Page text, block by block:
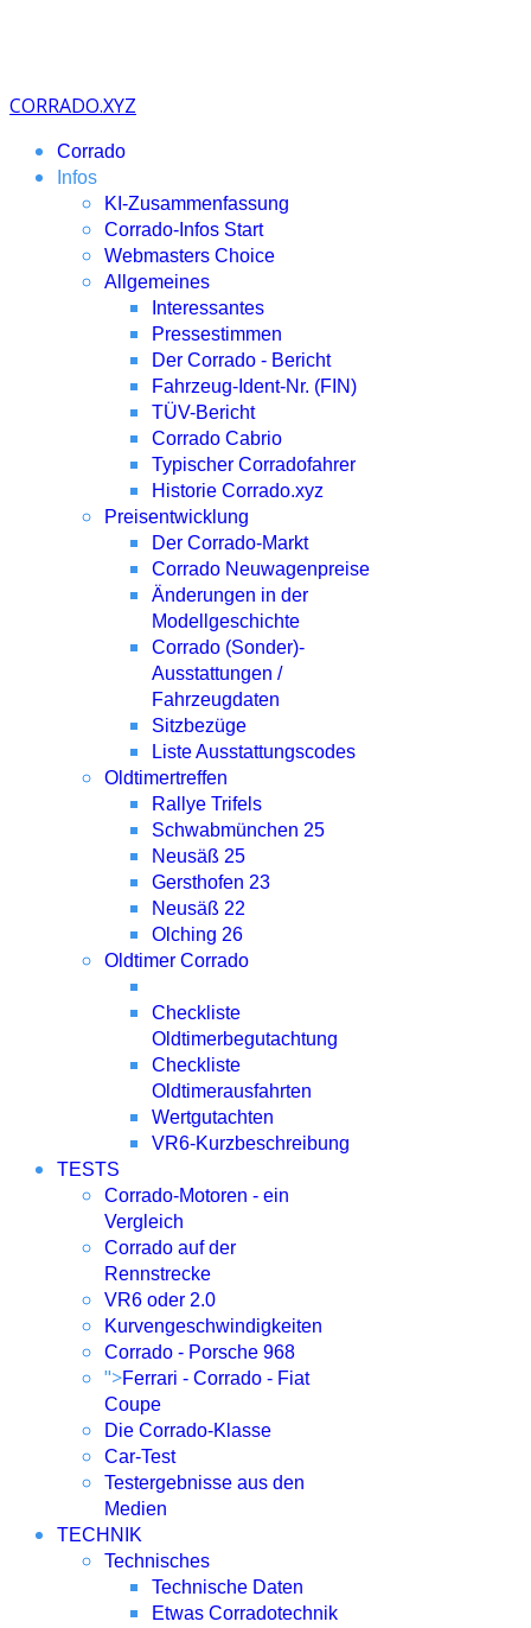
CORRADO.XYZ
Corrado
Infos
KI-Zusammenfassung
Corrado-Infos Start
Webmasters Choice
Allgemeines
Interessantes
Pressestimmen
Der Corrado - Bericht
Fahrzeug-Ident-Nr. (FIN)
TÜV-Bericht
Corrado Cabrio
Typischer Corradofahrer
Historie Corrado.xyz
Preisentwicklung
Der Corrado-Markt
Corrado Neuwagenpreise
Änderungen in der
Modellgeschichte
Corrado (Sonder)-
Ausstattungen /
Fahrzeugdaten
Sitzbezüge
Liste Ausstattungscodes
Oldtimertreffen
Rallye Trifels
Schwabmünchen 25
Neusäß 25
Gersthofen 23
Neusäß 22
Olching 26
Oldtimer Corrado
Checkliste
Oldtimerbegutachtung
Checkliste
Oldtimerausfahrten
Wertgutachten
VR6-Kurzbeschreibung
TESTS
Corrado-Motoren - ein
Vergleich
Corrado auf der
Rennstrecke
VR6 oder 2.0
Kurvengeschwindigkeiten
Corrado - Porsche 968
">Ferrari - Corrado - Fiat
Coupe
Die Corrado-Klasse
Car-Test
Testergebnisse aus den
Medien
TECHNIK
Technisches
Technische Daten
Etwas Corradotechnik